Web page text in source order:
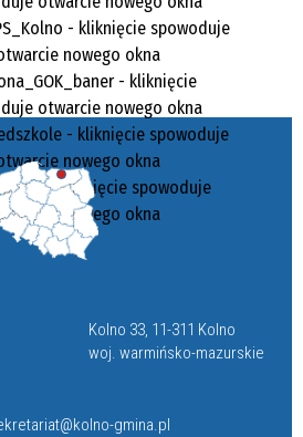
Kolno 33, 11-311 Kolno
woj. warmińsko-mazurskie
gmina.pl